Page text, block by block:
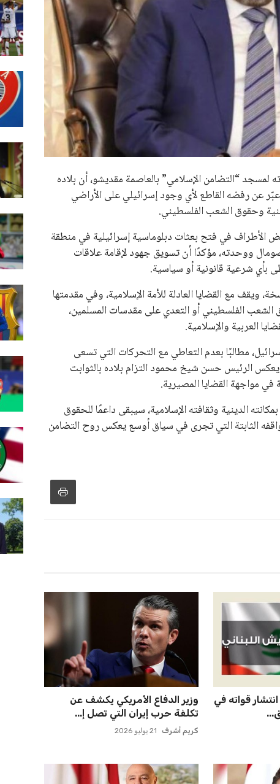
“التضامن الإسلامي” بالعاصمة مقديشو، أن بلاده
عن رفضه القاطع لأي وجود إسرائيلي على الأراضي
وحقوق الشعب الفلسطيني.
الأطراف في فتح بعثات دبلوماسية إسرائيلية في منطقة
ووحدته، مؤكدًا أن تسويق جهود لإقامة علاقات
بأي شرعية قانونية أو سياسية.
ويقف مع القضايا العادلة للأمة الإسلامية، وفي مقدمتها
الفلسطيني أو التعدي على مقدسات المسلمين،
العربية والإسلامية.
مطالبًا بعدم التعاطي مع التحركات التي تسعى
يعكس الرئيس حسن شيخ محمود التزام بلاده بالثوابت
في مواجهة القضايا المصيرية.
الدينية وثقافته الإسلامية، سيبقى داعمًا للحقوق
الثابتة التي تجرى في سياق أوسع يعكس روح التضامن
قواته في
وزير الدفاع الأمريكي يكشف عن
تكلفة حرب إيران التي تصل إ...
كريم أشرف 21 يوليو 2026